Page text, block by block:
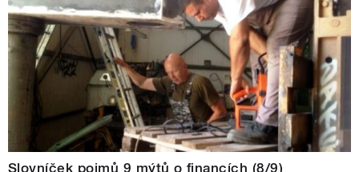
Slovníček pojmů 9 mýtů o financích (8/9)